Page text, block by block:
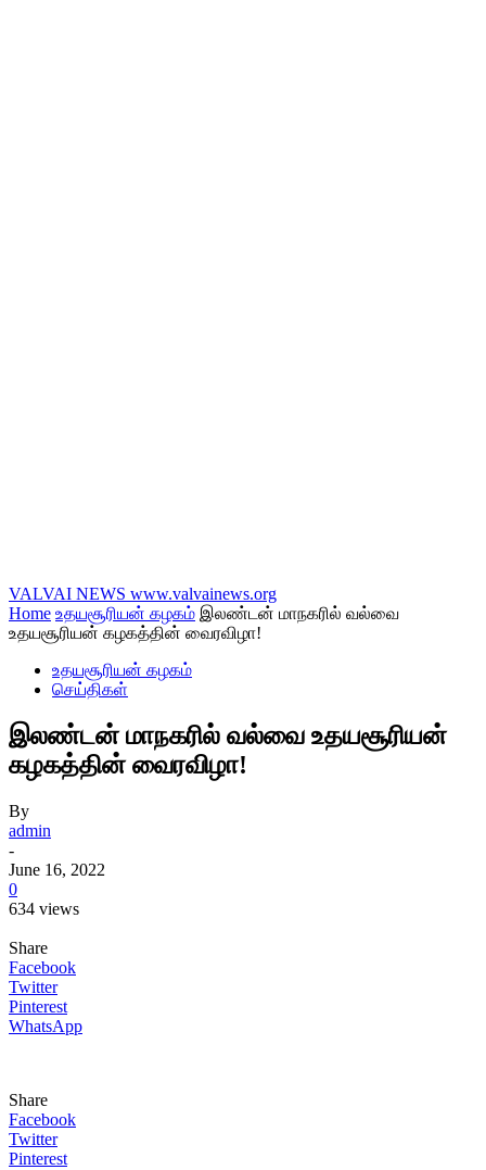
VALVAI NEWS www.valvainews.org
Home உதயசூரியன் கழகம் இலண்டன் மாநகரில் வல்வை
உதயசூரியன் கழகத்தின் வைரவிழா!
உதயசூரியன் கழகம்
செய்திகள்
இலண்டன் மாநகரில் வல்வை உதயசூரியன்
கழகத்தின் வைரவிழா!
By
admin
-
June 16, 2022
0
634 views
Share
Facebook
Twitter
Pinterest
WhatsApp
Share
Facebook
Twitter
Pinterest